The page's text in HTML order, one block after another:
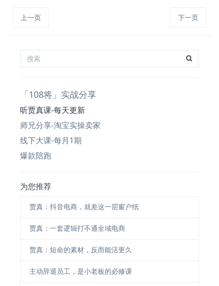
上一页 下一页
「108将」实战分享
听贾真课-每天更新
师兄分享-淘宝实操卖家
线下大课-每月1期
爆款陪跑
为您推荐
贾真：抖音电商，就差这一层窗户纸
贾真：一套逻辑打不通全域电商
贾真：短命的素材，反而能活更久
主动辞退员工，是小老板的必修课